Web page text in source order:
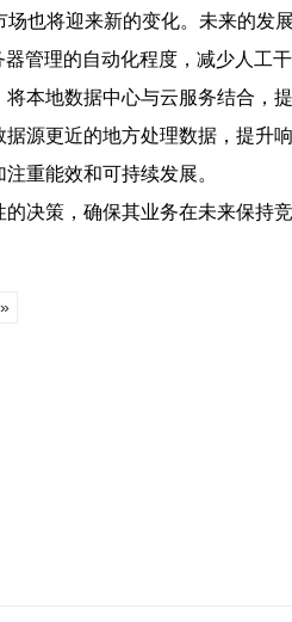
也将迎来新的变化。未来的发
管理的自动化程度，减少人工干
本地数据中心与云服务结合，
源更近的地方处理数据，提升响
重能效和可持续发展。
决策，确保其业务在未来保持竞